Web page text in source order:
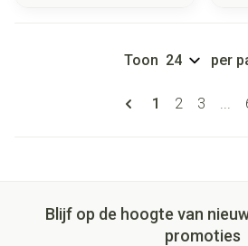
U lees
1 Pagina
2 Pagina
3 ...
Toon per
Blijf op de hoogte van
promoties